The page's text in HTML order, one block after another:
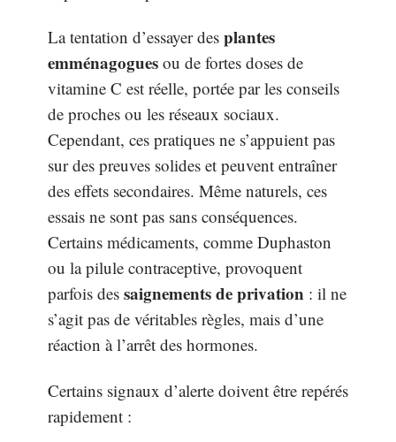
La tentation d’essayer des plantes
emménagogues ou de fortes doses de
vitamine C est réelle, portée par les conseils
de proches ou les réseaux sociaux.
Cependant, ces pratiques ne s’appuient pas
sur des preuves solides et peuvent entraîner
des effets secondaires. Même naturels, ces
essais ne sont pas sans conséquences.
Certains médicaments, comme Duphaston
ou la pilule contraceptive, provoquent
parfois des saignements de privation : il ne
s’agit pas de véritables règles, mais d’une
réaction à l’arrêt des hormones.
Certains signaux d’alerte doivent être repérés
rapidement :